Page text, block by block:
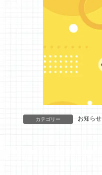
カテゴリー お知らせ